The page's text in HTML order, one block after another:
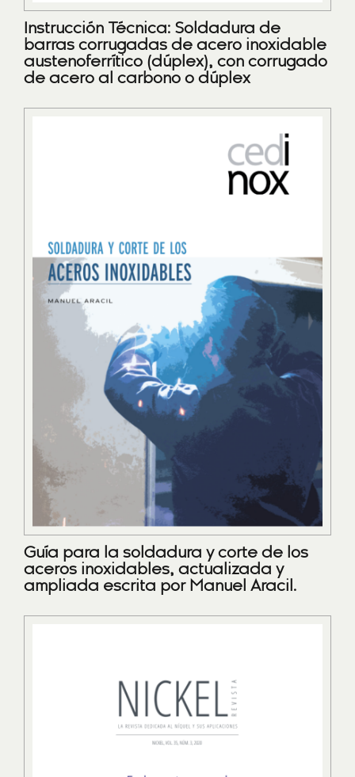
Instrucción Técnica: Soldadura de
barras corrugadas de acero inoxidable
austenoferrítico (dúplex), con corrugado
de acero al carbono o dúplex
Guía para la soldadura y corte de los
aceros inoxidables, actualizada y
ampliada escrita por Manuel Aracil.